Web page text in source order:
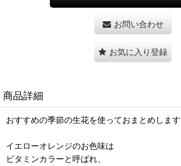
お問い合わせ
お気に入り登録
商品詳細
おすすめの季節の生花を使っておまとめします
イエローオレンジのお色味は
ビタミンカラーと呼ばれ、